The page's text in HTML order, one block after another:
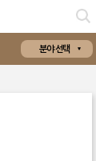
분야 선택